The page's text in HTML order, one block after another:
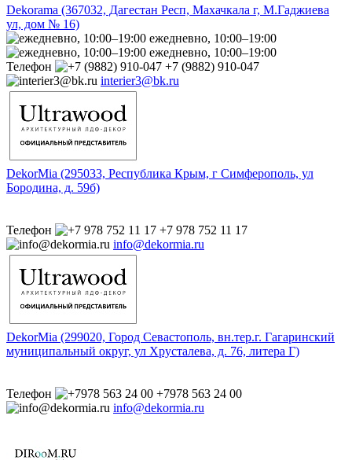
Dekorama (367032, Дагестан Респ, Махачкала г, М.Гаджиева
ул, дом № 16)
ежедневно, 10:00–19:00
ежедневно, 10:00–19:00
Телефон
+7 (9882) 910-047
interier3@bk.ru
DekorMia (295033, Республика Крым, г Симферополь, ул
Бородина, д. 59б)
Телефон
+7 978 752 11 17
info@dekormia.ru
DekorMia (299020, Город Севастополь, вн.тер.г. Гагаринский
муниципальный округ, ул Хрусталева, д. 76, литера Г)
Телефон
+7978 563 24 00
info@dekormia.ru